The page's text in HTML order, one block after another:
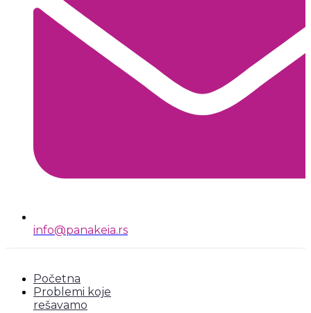
info@panakeia.rs
Početna
Problemi koje
rešavamo